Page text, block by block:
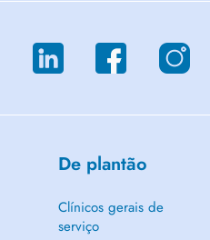
De plantão
Clínicos gerais de
serviço